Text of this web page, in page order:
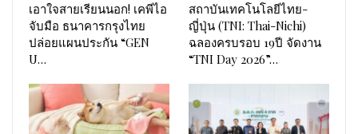
เอาใจสายเรียนนอก! เคพีไอ
จับมือ ธนาคารกรุงไทย
ปล่อยแผนประกัน “GEN
U…
สถาบันเทคโนโลยีไทย-
ญี่ปุ่น (TNI: Thai-Nichi)
ฉลองครบรอบ 19ปี จัดงาน
“TNI Day 2026”…